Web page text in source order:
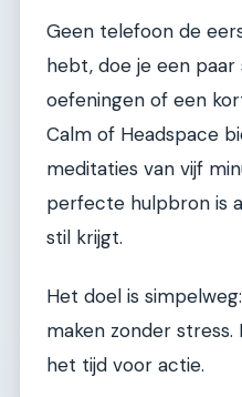
Geen telefoon de
hebt, doe je een
oefeningen of een
Calm of Headspace
meditaties van vijf
perfecte hulpbron is
stil krijgt.
Het doel is
maken zonder stress.
het tijd voor actie.